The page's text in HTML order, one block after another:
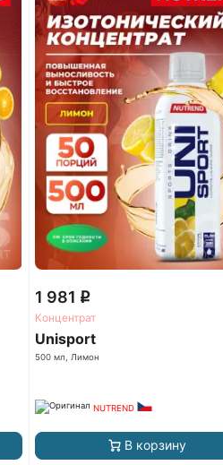
1 981 q
Концентрат
Unisport
500 мл, Лимон
NUTREND
В корзину